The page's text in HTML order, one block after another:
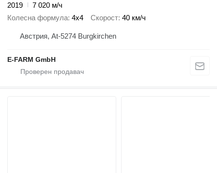
2019
7 020 м/ч
Колесна формула 4x4 Скорост 40 км/ч
Австрия, At-5274 Burgkirchen
E-FARM GmbH